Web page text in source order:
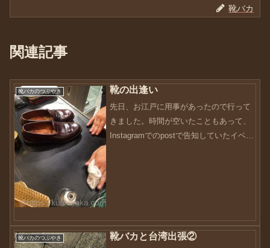
靴バカ
関連記事
靴バカのつぶやき 靴の出逢い
先日、お江戸に用事があったので行って
きました。時間が空いたこともあって、
Instagramでのpostで告知していたイベン
靴バカのつぶやき 靴バカと台湾出張②